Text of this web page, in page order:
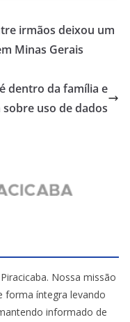
irmãos deixou um
Minas Gerais
dentro da família e
uso de dados
Nossa missão
forma íntegra levando
informado de